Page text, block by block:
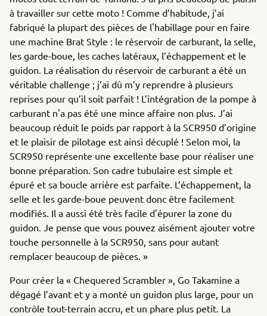
à travailler sur cette moto ! Comme d’habitude, j’ai
fabriqué la plupart des pièces de l'habillage pour en faire
une machine Brat Style : le réservoir de carburant, la selle,
les garde-boue, les caches latéraux, l’échappement et le
guidon. La réalisation du réservoir de carburant a été un
véritable challenge ; j’ai dû m’y reprendre à plusieurs
reprises pour qu’il soit parfait ! L’intégration de la pompe à
carburant n'a pas été une mince affaire non plus. J’ai
beaucoup réduit le poids par rapport à la SCR950 d’origine
et le plaisir de pilotage est ainsi décuplé ! Selon moi, la
SCR950 représente une excellente base pour réaliser une
bonne préparation. Son cadre tubulaire est simple et
épuré et sa boucle arrière est parfaite. L’échappement, la
selle et les garde-boue peuvent donc être facilement
modifiés. Il a aussi été très facile d'épurer la zone du
guidon. Je pense que vous pouvez aisément ajouter votre
touche personnelle à la SCR950, sans pour autant
remplacer beaucoup de pièces. »
Pour créer la « Chequered Scrambler », Go Takamine a
dégagé l’avant et y a monté un guidon plus large, pour un
contrôle tout-terrain accru, et un phare plus petit. La